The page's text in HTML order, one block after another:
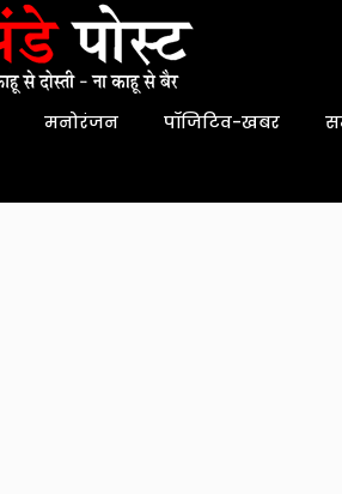
मनोरंजन पॉजिटिव-खबर